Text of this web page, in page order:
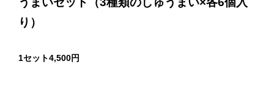
り）
1セット4,500円